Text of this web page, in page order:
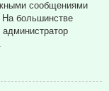
сообщениями
На большинстве